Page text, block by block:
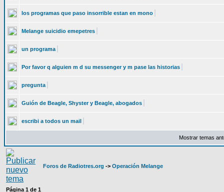
los programas que paso insorrible estan en mono
Melange suicidio emepetres
un programa
Por favor q alguien m d su messenger y m pase las historias
pregunta
Guión de Beagle, Shyster y Beagle, abogados
escribi a todos un mail
Mostrar temas
Foros de Radiotres.org -> Operación Melange
Página 1 de 1